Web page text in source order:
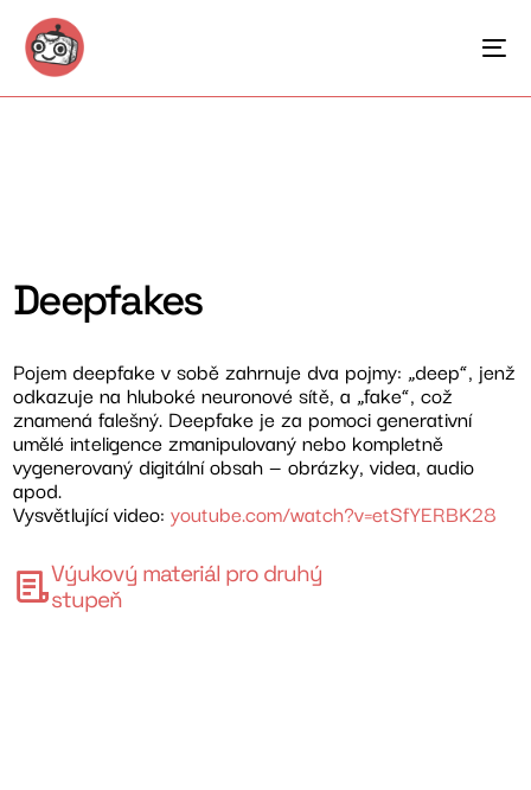
Deepfakes
Pojem deepfake v sobě zahrnuje dva pojmy: „deep“, jenž
odkazuje na hluboké neuronové sítě, a „fake“, což
znamená falešný. Deepfake je za pomoci generativní
umělé inteligence zmanipulovaný nebo kompletně
vygenerovaný digitální obsah — obrázky, videa, audio
apod.
Vysvětlující video:youtube.com/watch?v=etSfYERBK28
Výukový materiál pro druhý
stupeň